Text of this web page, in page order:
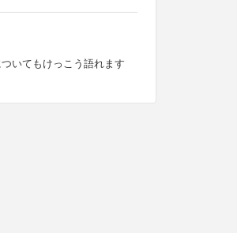
いてもけっこう語れます